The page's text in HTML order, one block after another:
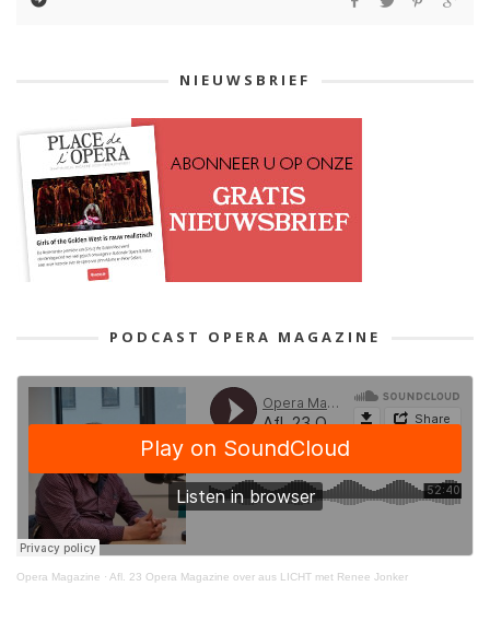
NIEUWSBRIEF
PODCAST OPERA MAGAZINE
Opera Magazine · Afl. 23 Opera Magazine over aus LICHT met Renee Jonker